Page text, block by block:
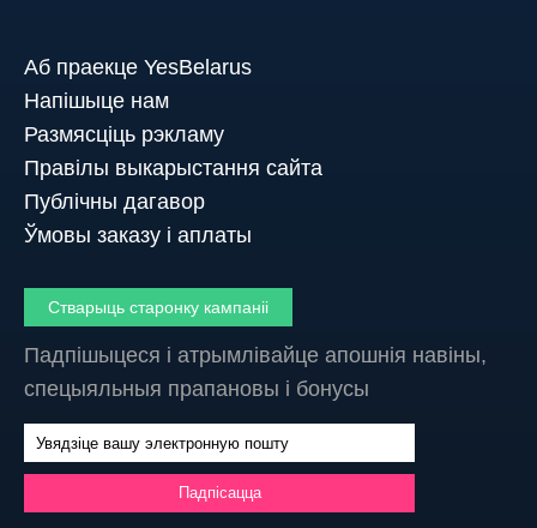
Аб праекце YesBelarus
Напішыце нам
Размясціць рэкламу
Правілы выкарыстання сайта
Публічны дагавор
Ўмовы заказу і аплаты
Стварыць старонку кампаніі
Падпішыцеся і атрымлівайце апошнія навіны,
спецыяльныя прапановы і бонусы